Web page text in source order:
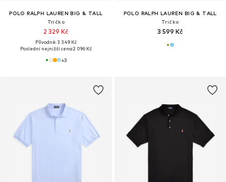
POLO RALPH LAUREN BIG & TALL
Tričko
2 329 Kč
Původně: 3 349 Kč
Poslední nejnižší cena:2 096 Kč
+3
POLO RALPH LAUREN BIG & TALL
Tričko
3 599 Kč